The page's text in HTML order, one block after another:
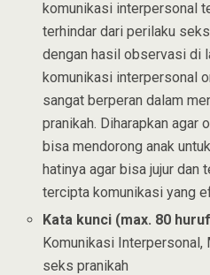
komunikasi interpersonal
terhindar dari perilaku
dengan hasil observasi di
komunikasi interpersonal
sangat berperan dalam
pranikah. Diharapkan agar
bisa mendorong anak
hatinya agar bisa jujur dan
tercipta komunikasi yang
Kata kunci (max. 80
Komunikasi Interpersonal,
seks pranikah